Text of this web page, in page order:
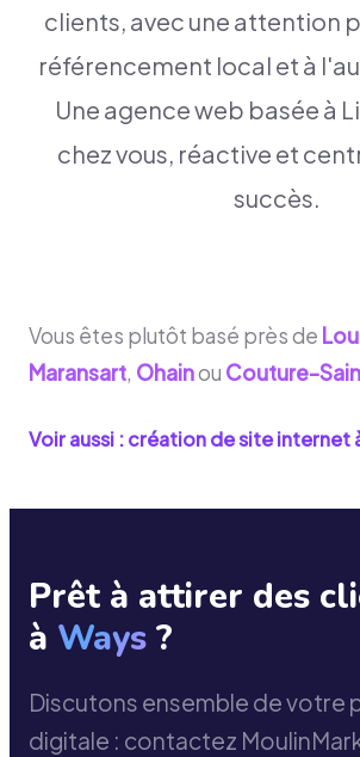
clients, avec une attention
référencement local et à
Une agence web basée à
chez vous, réactive et
succès.
Vous êtes plutôt basé près de
Maransart, Ohainou Couture-
Voir aussi : création de site internet
Prêt à attirer des
à Ways ?
Discutons ensemble de votre
digitale : contactez